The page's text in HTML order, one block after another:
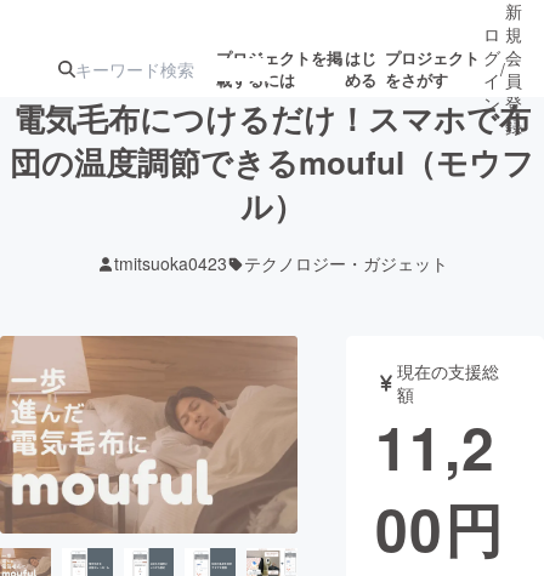
プロジェクトを掲
載するには
はじ
める
プロジェクト
をさがす
注目の新着プロ
テクノロジー・ガジェット
映像・映画 書籍・雑誌
ビジネス・起業 チャレンジ
ロ
グ
イ
ン
/
新
規
会
員
登
録
電気毛布につけるだけ！スマホで布
団の温度調節できるmouful（モウフ
ル）
tmitsuoka0423 テクノロジー・ガジェット
現在の支援総
額
11,2
00円